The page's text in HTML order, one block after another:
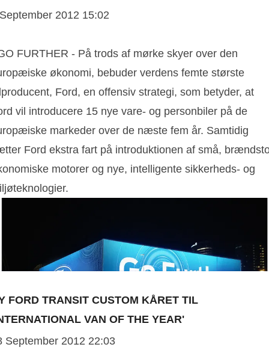
2012 15:02
FURTHER - På trods af mørke skyer over den
økonomi, bebuder verdens femte største
Ford, en offensiv strategi, som betyder, at
vil introducere 15 nye vare- og personbiler på de
markeder over de næste fem år. Samtidig
Ford ekstra fart på introduktionen af små,
motorer og nye, intelligente sikkerheds- og
FORD TRANSIT CUSTOM KÅRET TIL
VAN OF THE YEAR'
September 2012 22:03